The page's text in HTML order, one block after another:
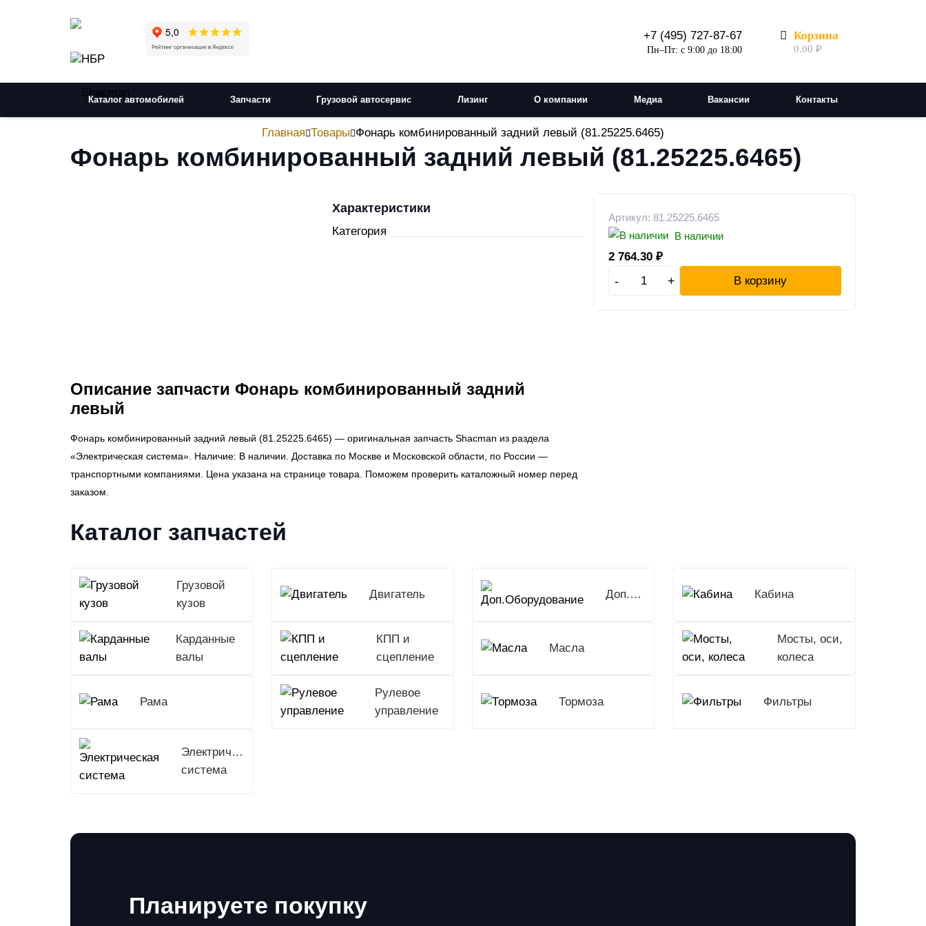
+7 (495) 727-87-67
Пн–Пт: с 9:00 до 18:00
Корзина
0.00 ₽
Каталог автомобилей Запчасти Грузовой автосервис Лизинг О компании Медиа Вакансии Контакты
Главная Товары Фонарь комбинированный задний левый (81.25225.6465)
Фонарь комбинированный задний левый (81.25225.6465)
Характеристики
Категория
Артикул: 81.25225.6465
В наличии
2 764.30 ₽
- + В корзину
Описание запчасти Фонарь комбинированный задний
левый
Фонарь комбинированный задний левый (81.25225.6465) — оригинальная запчасть Shacman из раздела
«Электрическая система». Наличие: В наличии. Доставка по Москве и Московской области, по России —
транспортными компаниями. Цена указана на странице товара. Поможем проверить каталожный номер перед
заказом.
Каталог запчастей
Грузовой
кузов
Двигатель Доп.Оборудование Кабина
Карданные
валы
КПП и
сцепление
Масла
Мосты, оси,
колеса
Рама
Рулевое
управление
Тормоза Фильтры
Электрическая
система
Планируете покупку